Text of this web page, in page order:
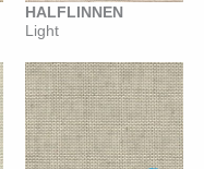
HALFLINNEN
Light